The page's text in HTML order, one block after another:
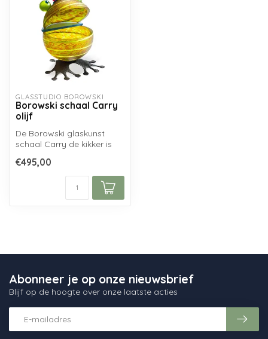
GLASSTUDIO BOROWSKI
Borowski schaal Carry
olijf
De Borowski glaskunst
schaal Carry de kikker is
finishin...
€495,00
Abonneer je op onze nieuwsbrief
Blijf op de hoogte over onze laatste acties